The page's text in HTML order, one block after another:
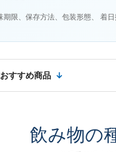
限、保存方法、包装形態、 着
おすすめ商品
飲み物の